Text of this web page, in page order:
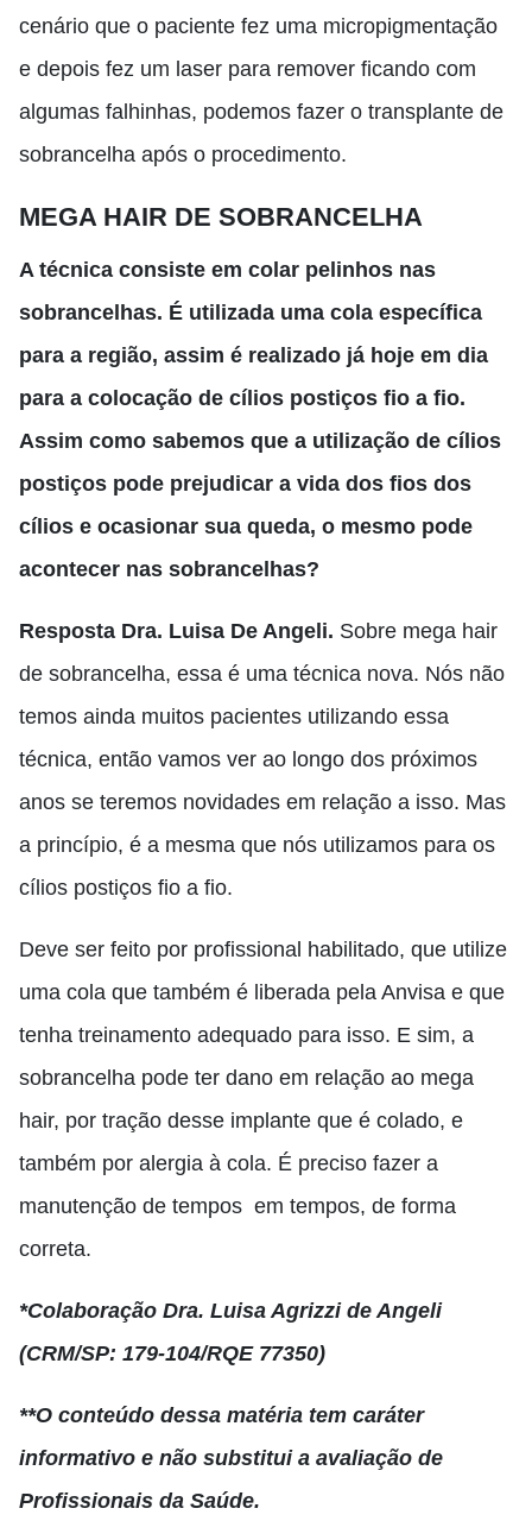
cenário que o paciente fez uma micropigmentação
e depois fez um laser para remover ficando com
algumas falhinhas, podemos fazer o transplante de
sobrancelha após o procedimento.
MEGA HAIR DE SOBRANCELHA
A técnica consiste em colar pelinhos nas
sobrancelhas. É utilizada uma cola específica
para a região, assim é realizado já hoje em dia
para a colocação de cílios postiços fio a fio.
Assim como sabemos que a utilização de cílios
postiços pode prejudicar a vida dos fios dos
cílios e ocasionar sua queda, o mesmo pode
acontecer nas sobrancelhas?
Resposta Dra. Luisa De Angeli. Sobre mega hair
de sobrancelha, essa é uma técnica nova. Nós não
temos ainda muitos pacientes utilizando essa
técnica, então vamos ver ao longo dos próximos
anos se teremos novidades em relação a isso. Mas
a princípio, é a mesma que nós utilizamos para os
cílios postiços fio a fio.
Deve ser feito por profissional habilitado, que utilize
uma cola que também é liberada pela Anvisa e que
tenha treinamento adequado para isso. E sim, a
sobrancelha pode ter dano em relação ao mega
hair, por tração desse implante que é colado, e
também por alergia à cola. É preciso fazer a
manutenção de tempos em tempos, de forma
correta.
*Colaboração Dra. Luisa Agrizzi de Angeli
(CRM/SP: 179-104/RQE 77350)
**O conteúdo dessa matéria tem caráter
informativo e não substitui a avaliação de
Profissionais da Saúde.